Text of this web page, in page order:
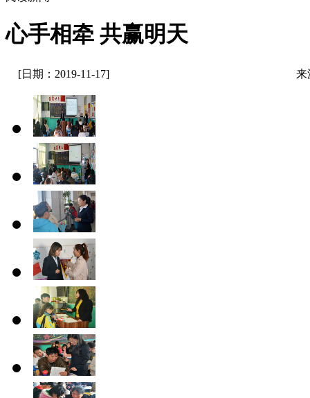
心手相牵 共赢明天
[日期：2019-11-17] 来